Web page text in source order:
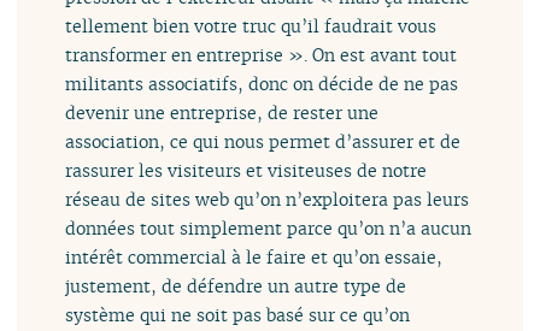
tellement bien votre truc qu’il faudrait vous
transformer en entreprise ». On est avant tout
militants associatifs, donc on décide de ne pas
devenir une entreprise, de rester une
association, ce qui nous permet d’assurer et de
rassurer les visiteurs et visiteuses de notre
réseau de sites web qu’on n’exploitera pas leurs
données tout simplement parce qu’on n’a aucun
intérêt commercial à le faire et qu’on essaie,
justement, de défendre un autre type de
système qui ne soit pas basé sur ce qu’on